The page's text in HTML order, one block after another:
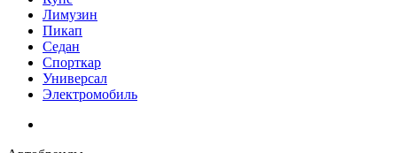
Лимузин
Пикап
Седан
Спорткар
Универсал
Электромобиль